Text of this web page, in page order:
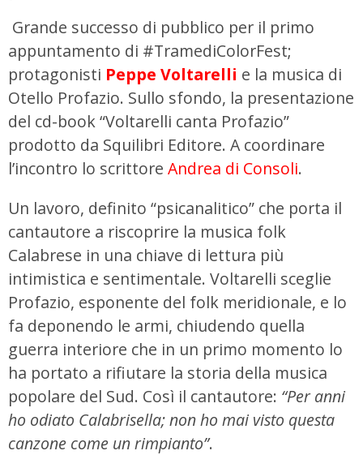
Grande successo di pubblico per il primo
appuntamento di #TramediColorFest;
protagonisti Peppe Voltarelli e la musica di
Otello Profazio. Sullo sfondo, la presentazione
del cd-book “Voltarelli canta Profazio”
prodotto da Squilibri Editore. A coordinare
l’incontro lo scrittore Andrea di Consoli.
Un lavoro, definito “psicanalitico” che porta il
cantautore a riscoprire la musica folk
Calabrese in una chiave di lettura più
intimistica e sentimentale. Voltarelli sceglie
Profazio, esponente del folk meridionale, e lo
fa deponendo le armi, chiudendo quella
guerra interiore che in un primo momento lo
ha portato a rifiutare la storia della musica
popolare del Sud. Così il cantautore: “Per anni
ho odiato Calabrisella; non ho mai visto questa
canzone come un rimpianto”.